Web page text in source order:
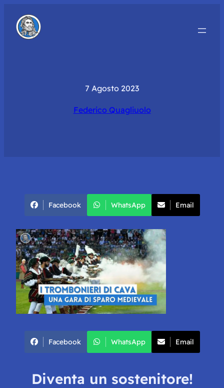
7 Agosto 2023
Federico Quagliuolo
Facebook WhatsApp Email
Facebook WhatsApp Email
Diventa un sostenitore!